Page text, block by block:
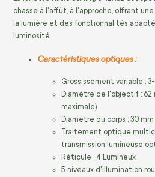
chasse à l'affût, à l'approche, offrant
la lumière et des fonctionnalités
luminosité.
Caractéristiques optiques :
Grossissement variable : 3-
Diamètre de l'objectif : 62
maximale)
Diamètre du corps : 30 mm
Traitement optique
transmission lumineuse
Réticule : 4 Lumineux
5 niveaux d'illumination